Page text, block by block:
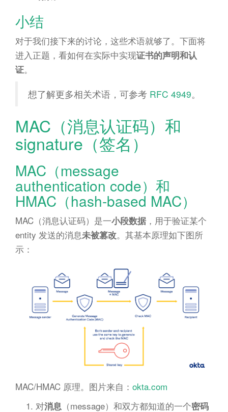
小结
对于我们接下来的讨论，这些术语就够了。下面将
进入正题，看如何在实际中实现证书的声明和认
证。
想了解更多相关术语，可参考 RFC 4949。
MAC（消息认证码）和
signature（签名）
MAC（message
authentication code）和
HMAC（hash-based MAC）
MAC（消息认证码）是一小段数据 ，用于验证某个
entity 发送的消息未被篡改。其基本原理如下图所
示：
MAC/HMAC 原理。图片来自： okta.com
对消息 （message）和双方都知道的一个密码